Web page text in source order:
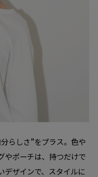
らしさ”をプラス。色や
やポーチは、持つだけで
デザインで、スタイルに